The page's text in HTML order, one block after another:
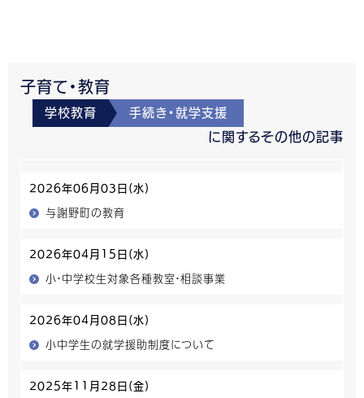
子育て・教育
学校教育 手続き・就学支援
に関するその他の記事
2026年06月03日(水)
与謝野町の教育
2026年04月15日(水)
小・中学校生対象各種教室・相談事業
2026年04月08日(水)
小中学生の就学援助制度について
2025年11月28日(金)